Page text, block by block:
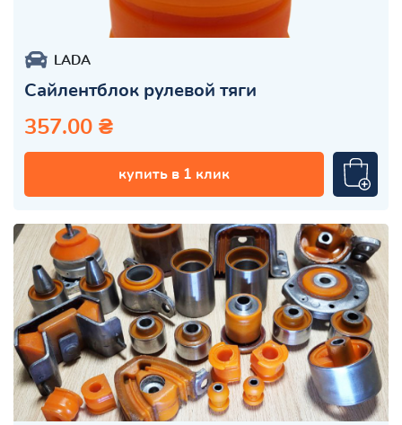
LADA
Сайлентблок рулевой тяги
357.00 ₴
купить в 1 клик